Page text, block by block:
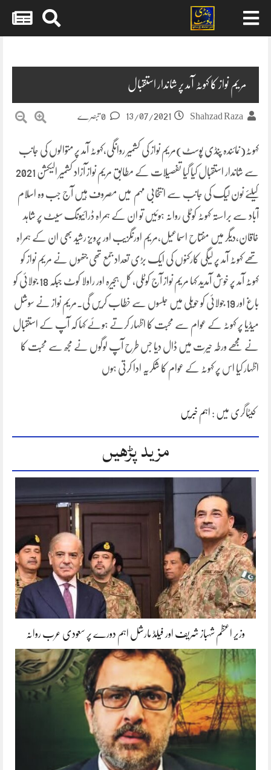
مریم نواز کا کہوٹہ آمد پر شاندار استقبال
Shahzad Raza
13/07/2021
کہوٹہ(نمائندہ پنڈی پوسٹ)مریم نواز کی کشمیر روانگی،کہوٹہ آمد پر متوالوں کی جانب
سے شاندار استقبال کیا گیا تفصیلات کے مطابق مریم نواز آزاد کشمیر الیکشن 2021
کیلئے نون لیگ کی جانب سے انتخابی مہم میں مصروف ہیں آج جب وہ اسلام
آباد سے براستہ کہوٹہ کوٹلی روانہ ہوئیں تو ان کے ہمراہ ڈرائیونگ سیٹ پر شاہد
خاقان،دیگر میں مفتاح اسماعیل،مریم اورنگزیب اور پرویز رشید بھی ان کے ہمراہ
تھے کہوٹہ آمد پر لیگی کارکنوں کی ایک بڑی تعداد جمع تھی جنھوں نے مریم نواز کو
کہوٹہ آمد پر خوش آمدید کہا مریم نواز آج کوٹلی، کل ہجیرہ اور راولا کوٹ جبکہ 18 جولائی کو
باغ اور 19 جولائی کو حویلی میں جلسوں سے خطاب کریں گی۔مریم نواز نے سوشل
میڈیا پر کہوٹہ کے عوام سے محبت کا اظہار کرتے ہوئے کہا کہ آپ کے استقبال
نے مجھے ورطہ حیرت میں ڈال دیا جس طرح آپ لوگوں نے مجھ سے محبت کا
اظہار کیا اس پر کہوٹہ کے عوام کا شکریہ ادا کرتی ہوں
کیٹاگری میں : اہم خبریں
مزید پڑھیں
وزیر اعظم شہباز شریف اور فیلڈ مارشل اہم دورے پر سعودی عرب روانہ